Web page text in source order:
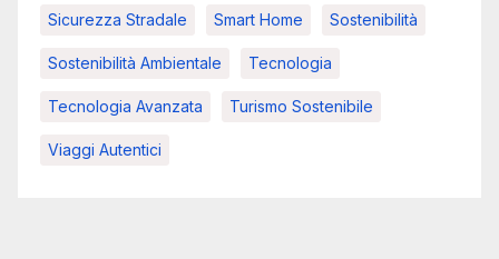
Sicurezza Stradale Smart Home Sostenibilità
Sostenibilità Ambientale Tecnologia
Tecnologia Avanzata Turismo Sostenibile
Viaggi Autentici